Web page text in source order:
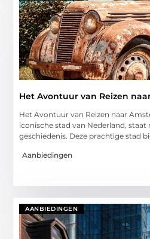
Het Avontuur van Reizen
Het Avontuur van Reizen naar
iconische stad van Nederland,
geschiedenis. Deze prachtige stad
Aanbiedingen
AANBIEDINGEN